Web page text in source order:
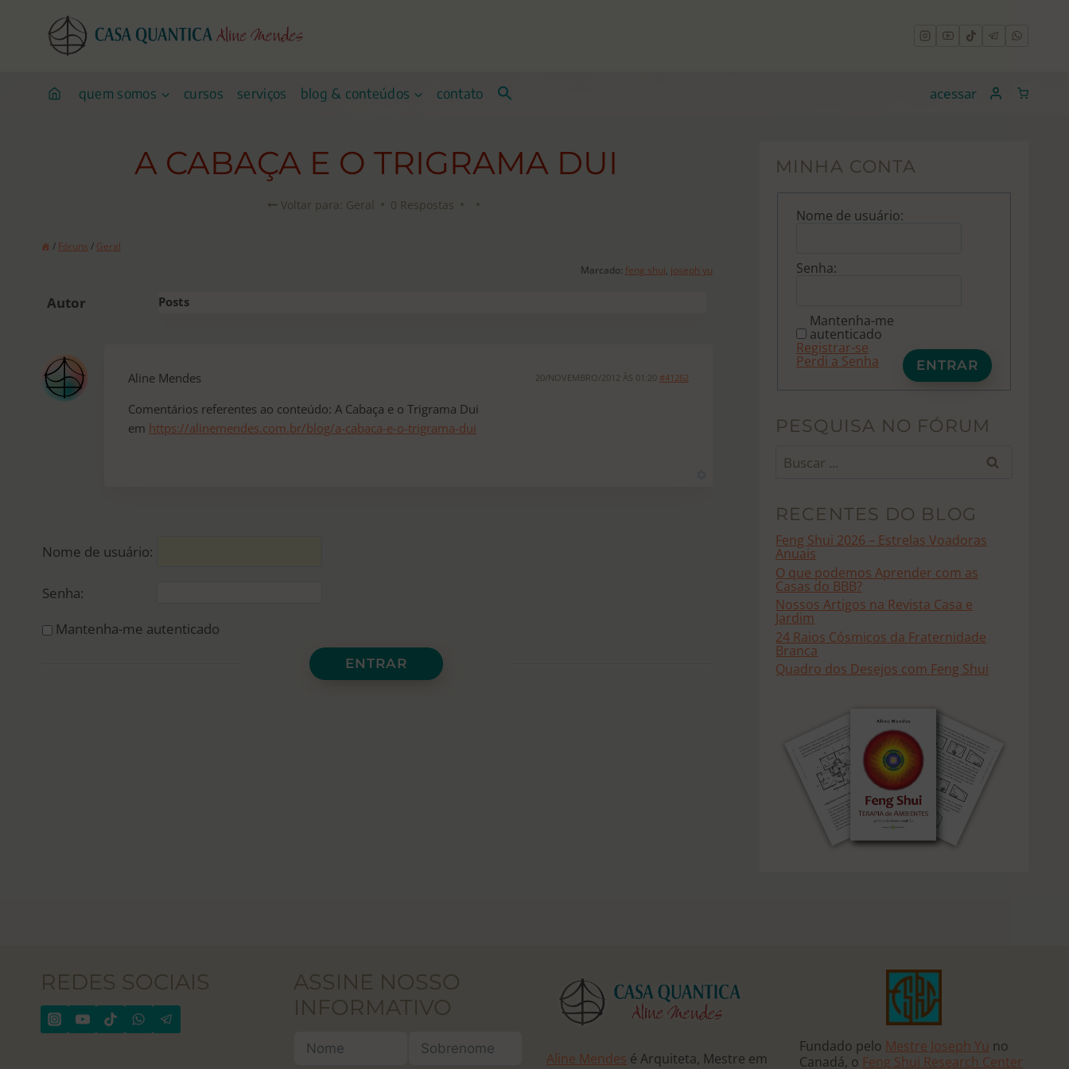
quem somos cursos serviços blog & conteúdos contato acessar
A CABAÇA E O TRIGRAMA DUI
Voltar para: Geral 0 Respostas
/ Fóruns / Geral
Marcado: feng shui, joseph yu
Autor Posts
Aline Mendes 20/NOVEMBRO/2012 ÀS 01:20 #41262
Comentários referentes ao conteúdo: A Cabaça e o Trigrama Dui
em https://alinemendes.com.br/blog/a-cabaca-e-o-trigrama-dui
Nome de usuário:
Senha:
Mantenha-me autenticado
ENTRAR
MINHA CONTA
Nome de usuário:
Senha:
Mantenha-me
autenticado
ENTRAR
Registrar-se
Perdi a Senha
PESQUISA NO FÓRUM
por:
RECENTES DO BLOG
Feng Shui 2026 – Estrelas Voadoras
Anuais
O que podemos Aprender com as
Casas do BBB?
Nossos Artigos na Revista Casa e
Jardim
24 Raios Cósmicos da Fraternidade
Branca
Quadro dos Desejos com Feng Shui
REDES SOCIAIS
ASSINE NOSSO
INFORMATIVO
Aline Mendes é Arquiteta, Mestre em
Fundado pelo Mestre Joseph Yu no
Canadá, o Feng Shui Research Center